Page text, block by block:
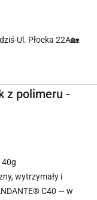
Ul. Płocka 22A🏡
z polimeru -
40g
wytrzymały i
C40 — w